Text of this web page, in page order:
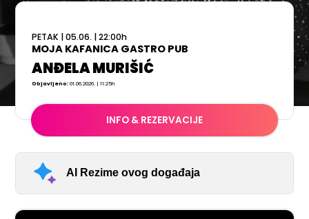
PETAK |05.06. |22:00h
MOJA KAFANICA GASTRO PUB
ANĐELA MURIŠIĆ
Objavljeno:01.06.2026. | 11:25h
INFO & REZERVACIJE
AI Rezime ovog događaja